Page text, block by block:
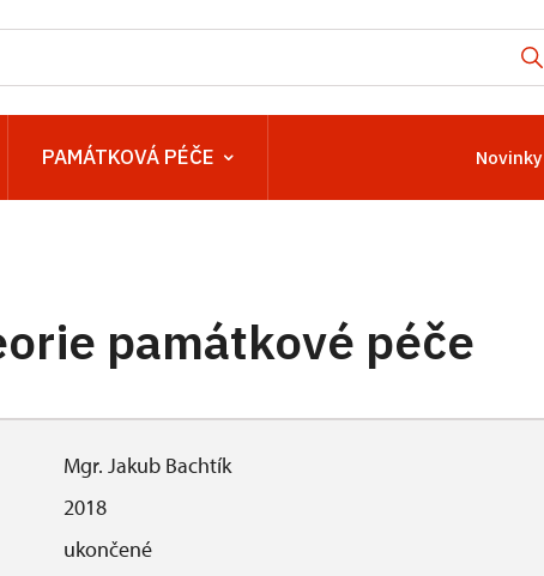
PAMÁTKOVÁ PÉČE Novinky
památkové péče
Mgr. Jakub Bachtík
2018
ukončené